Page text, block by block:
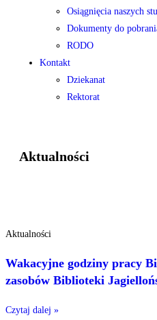
Osiągnięcia naszych
Dokumenty do
RODO
Kontakt
Dziekanat
Rektorat
Aktualności
Aktualności
Wakacyjne godziny pracy
zasobów Biblioteki
Czytaj dalej »